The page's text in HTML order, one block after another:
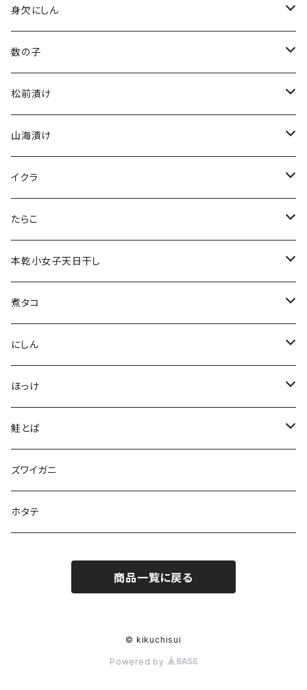
身欠にしん
本乾
８分乾
生乾
数の子
味付け数の子（白）
１００ｇ
２００ｇ
味付け数の子（黒）
１００ｇ
２００ｇ
塩数の子（前浜）
５００ｇ
松前漬け
１５０ｇ
３００ｇ
山海漬け
１５０ｇ
３００ｇ
イクラ
２００ｇ
３００ｇ
５００ｇ
たらこ
塩たらこ（前浜）
塩たらこ（ロシア）
明太子（ロシア）
本乾小女子天日干し
３００ｇ
煮タコ
足
頭
にしん
にしんのみりん干し
焼き用２本入り
上乾２本入り
吟上そば糠にしん
とろにしん（2枚入）
鰊の甘露煮（3枚入）
ほっけ
吟上そば糠ほっけ
ホッケスティック（6本入）
鮭とば
１００ｇ
３００ｇ
ズワイガニ
ホタテ
商品一覧に戻る
© kikuchisui
Powered by